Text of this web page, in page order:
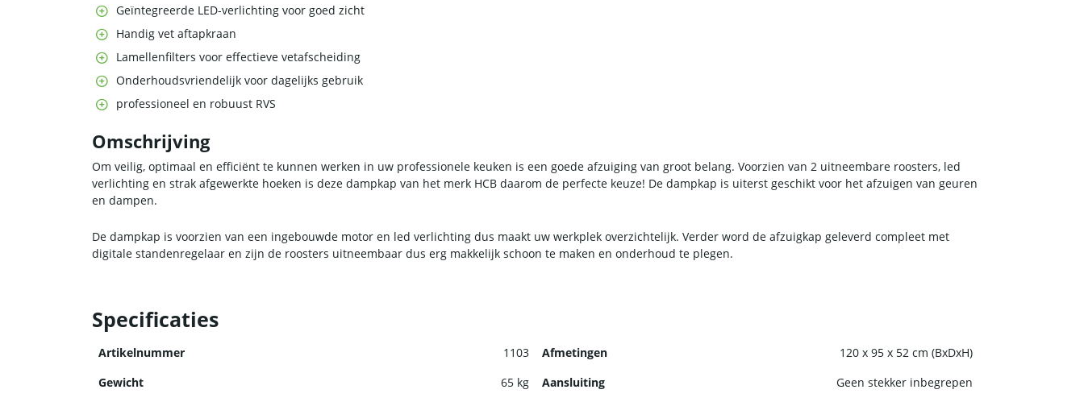
Geïntegreerde LED-verlichting voor goed zicht
Handig vet aftapkraan
Lamellenfilters voor effectieve vetafscheiding
Onderhoudsvriendelijk voor dagelijks gebruik
professioneel en robuust RVS
Omschrijving
Om veilig, optimaal en efficiënt te kunnen werken in uw professionele keuken is een goede afzuiging van groot belang. Voorzien van 2 uitneembare roosters, led
verlichting en strak afgewerkte hoeken is deze dampkap van het merk HCB daarom de perfecte keuze! De dampkap is uiterst geschikt voor het afzuigen van geuren
en dampen.
De dampkap is voorzien van een ingebouwde motor en led verlichting dus maakt uw werkplek overzichtelijk. Verder word de afzuigkap geleverd compleet met
digitale standenregelaar en zijn de roosters uitneembaar dus erg makkelijk schoon te maken en onderhoud te plegen.
Specificaties
Artikelnummer 1103 Afmetingen
120 x 95 x 52 cm (BxDxH)
Gewicht
65 kg Aansluiting
Geen stekker inbegrepen